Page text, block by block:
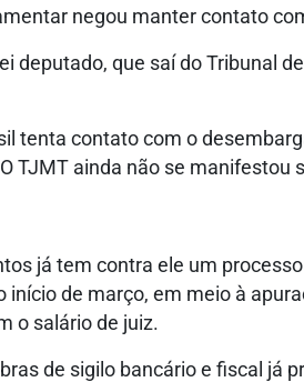
negou manter contato
deputado, que saí do Tribunal
tenta contato com o
TJMT ainda não se manifestou
já tem contra ele um
início de março, em meio à
o salário de juiz.
de sigilo bancário e fiscal já